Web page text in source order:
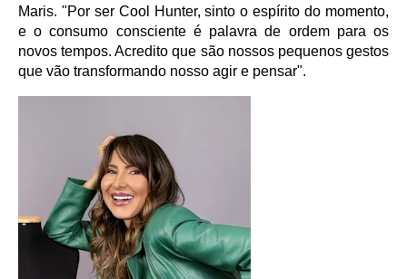
Maris. "Por ser Cool Hunter, sinto o espírito do momento,
e o consumo consciente é palavra de ordem para os
novos tempos. Acredito que são nossos pequenos gestos
que vão transformando nosso agir e pensar".